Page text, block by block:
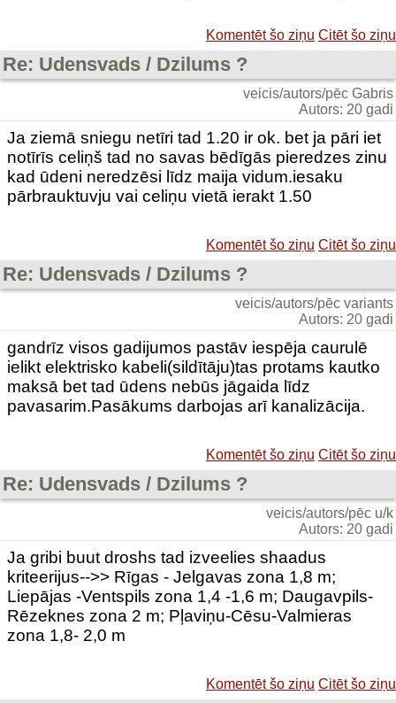
Komentēt šo ziņu Citēt šo ziņu
Re: Udensvads / Dzilums ?
veicis/autors/pēc Gabris
Autors: 20 gadi
Ja ziemā sniegu netīri tad 1.20 ir ok. bet ja pāri iet
notīrīs celiņš tad no savas bēdīgās pieredzes zinu
kad ūdeni neredzēsi līdz maija vidum.iesaku
pārbrauktuvju vai celiņu vietā ierakt 1.50
Komentēt šo ziņu Citēt šo ziņu
Re: Udensvads / Dzilums ?
veicis/autors/pēc variants
Autors: 20 gadi
gandrīz visos gadijumos pastāv iespēja caurulē
ielikt elektrisko kabeli(sildītāju)tas protams kautko
maksā bet tad ūdens nebūs jāgaida līdz
pavasarim.Pasākums darbojas arī kanalizācija.
Komentēt šo ziņu Citēt šo ziņu
Re: Udensvads / Dzilums ?
veicis/autors/pēc u/k
Autors: 20 gadi
Ja gribi buut droshs tad izveelies shaadus
kriteerijus-->> Rīgas - Jelgavas zona 1,8 m;
Liepājas -Ventspils zona 1,4 -1,6 m; Daugavpils-
Rēzeknes zona 2 m; Pļaviņu-Cēsu-Valmieras
zona 1,8- 2,0 m
Komentēt šo ziņu Citēt šo ziņu